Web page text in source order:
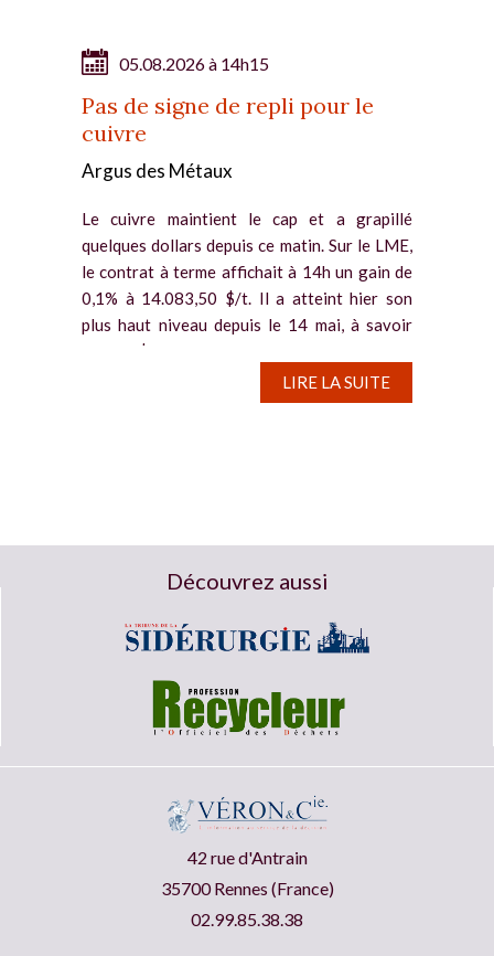
05.08.2026 à 14h15
Pas de signe de repli pour le
cuivre
Argus des Métaux
Le cuivre maintient le cap et a grapillé
quelques dollars depuis ce matin. Sur le LME,
le contrat à terme affichait à 14h un gain de
0,1% à 14.083,50 $/t. Il a atteint hier son
plus haut niveau depuis le 14 mai, à savoir
14.117 $/t. Des...
LIRE LA SUITE
Découvrez aussi
42 rue d'Antrain
35700 Rennes (France)
02.99.85.38.38